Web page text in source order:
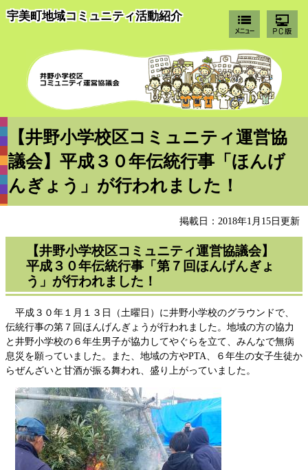
宇美町地域コミュニティ活動紹介
【井野小学校区コミュニティ運営協
議会】平成３０年伝統行事「ほんげ
んぎょう」が行われました！
掲載日：2018年1月15日更新
【井野小学校区コミュニティ運営協議会】
平成３０年伝統行事「第７回ほんげんぎょ
う」が行われました！
平成３０年１月１３日（土曜日）に井野小学校のグラウンドで、
伝統行事の第７回ほんげんぎょうが行われました。地域の方の協力
と井野小学校の６年生男子が協力してやぐらを立て、みんなで無病
息災を願っていました。また、地域の方やPTA、６年生の女子生徒か
らぜんざいと甘酒が振る舞われ、盛り上がっていました。